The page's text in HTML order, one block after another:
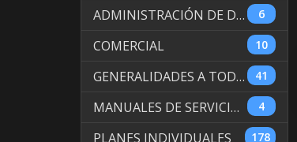
6
ADMINISTRACIÓN DE DOMINIOS INTERNACIONALES
10
COMERCIAL
41
GENERALIDADES A TODOS LOS SERVICIOS
4
MANUALES DE SERVICIO DE WEB HOSTING
178
PLANES INDIVIDUALES